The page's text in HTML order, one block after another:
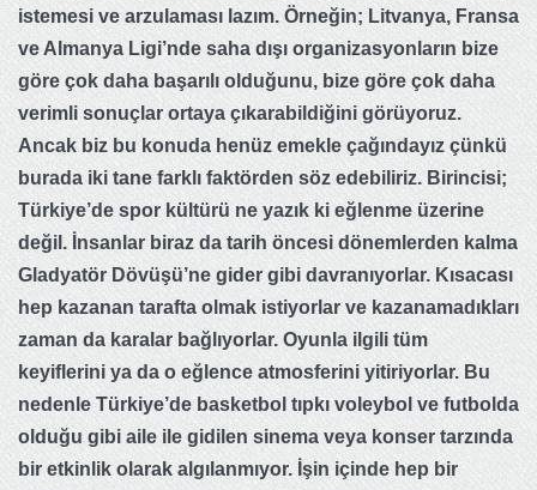
istemesi ve arzulaması lazım. Örneğin; Litvanya, Fransa
ve Almanya Ligi’nde saha dışı organizasyonların bize
göre çok daha başarılı olduğunu, bize göre çok daha
verimli sonuçlar ortaya çıkarabildiğini görüyoruz.
Ancak biz bu konuda henüz emekle çağındayız çünkü
burada iki tane farklı faktörden söz edebiliriz. Birincisi;
Türkiye’de spor kültürü ne yazık ki eğlenme üzerine
değil. İnsanlar biraz da tarih öncesi dönemlerden kalma
Gladyatör Dövüşü’ne gider gibi davranıyorlar. Kısacası
hep kazanan tarafta olmak istiyorlar ve kazanamadıkları
zaman da karalar bağlıyorlar. Oyunla ilgili tüm
keyiflerini ya da o eğlence atmosferini yitiriyorlar. Bu
nedenle Türkiye’de basketbol tıpkı voleybol ve futbolda
olduğu gibi aile ile gidilen sinema veya konser tarzında
bir etkinlik olarak algılanmıyor. İşin içinde hep bir